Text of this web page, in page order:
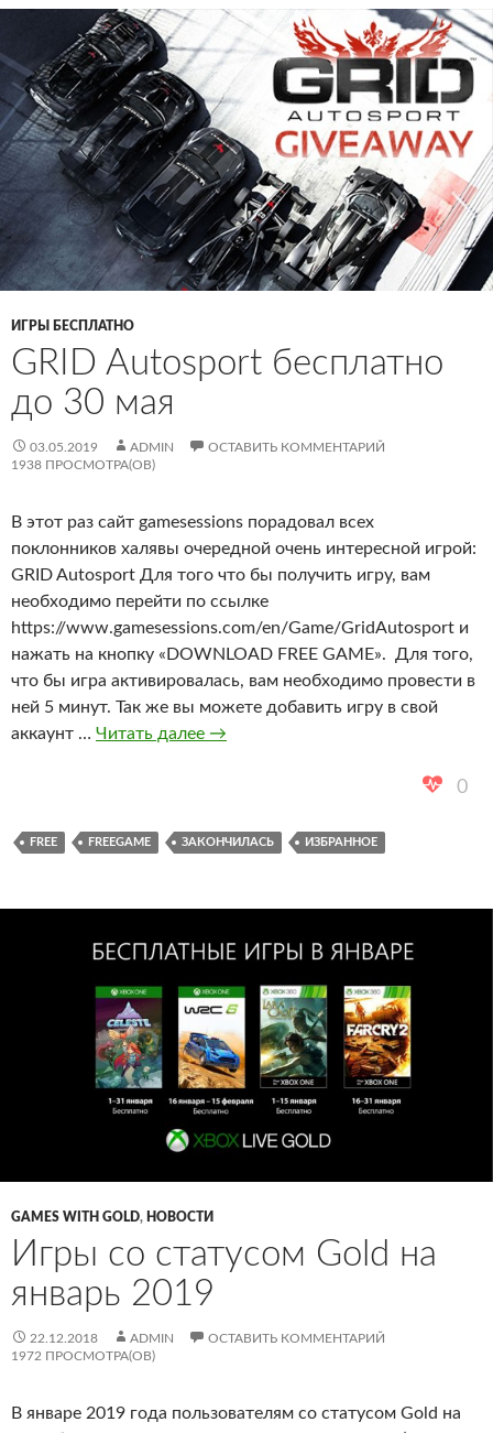
ИГРЫ БЕСПЛАТНО
GRID Autosport бесплатно
до 30 мая
03.05.2019 ADMIN
ОСТАВИТЬ КОММЕНТАРИЙ
1938 ПРОСМОТРА(ОВ)
В этот раз сайт gamesessions порадовал всех
поклонников халявы очередной очень интересной игрой:
GRID Autosport Для того что бы получить игру, вам
необходимо перейти по ссылке
https://www.gamesessions.com/en/Game/GridAutosport и
нажать на кнопку «DOWNLOAD FREE GAME». Для того,
что бы игра активировалась, вам необходимо провести в
ней 5 минут. Так же вы можете добавить игру в свой
аккаунт … Читать далее GRID
30
→
0
FREE FREEGAME ЗАКОНЧИЛАСЬ ИЗБРАННОЕ
GAMES WITH GOLD, НОВОСТИ
Игры со статусом Gold на
январь 2019
22.12.2018 ADMIN
ОСТАВИТЬ КОММЕНТАРИЙ
1972 ПРОСМОТРА(ОВ)
В январе 2019 года пользователям со статусом Gold на